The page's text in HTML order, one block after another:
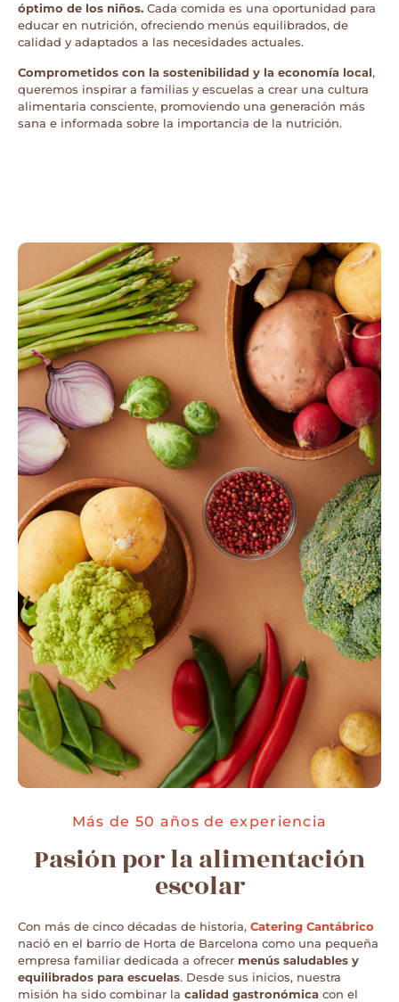
óptimo de los niños. Cada comida es una oportunidad para
educar en nutrición, ofreciendo menús equilibrados, de
calidad y adaptados a las necesidades actuales.
Comprometidos con la sostenibilidad y la economía local,
queremos inspirar a familias y escuelas a crear una cultura
alimentaria consciente, promoviendo una generación más
sana e informada sobre la importancia de la nutrición.
Más de 50 años de experiencia
Pasión por la alimentación
escolar
Con más de cinco décadas de historia, Catering Cantábrico
nació en el barrio de Horta de Barcelona como una pequeña
empresa familiar dedicada a ofrecer menús saludables y
equilibrados para escuelas. Desde sus inicios, nuestra
misión ha sido combinar la calidad gastronómica con el